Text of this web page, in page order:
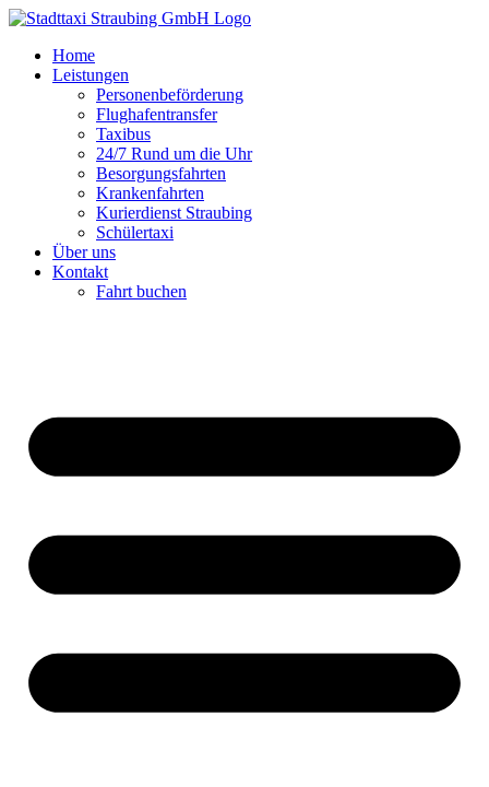
Zum
springenHome
Leistungen
Personenbeförderung
Flughafentransfer
Taxibus
24/7 Rund um die Uhr
Besorgungsfahrten
Krankenfahrten
Kurierdienst Straubing
Schülertaxi
Über uns
Kontakt
Fahrt buchen